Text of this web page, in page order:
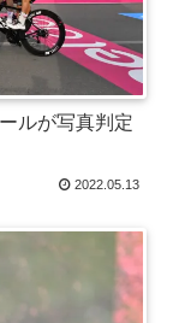
ルが写真判定
2022.05.13